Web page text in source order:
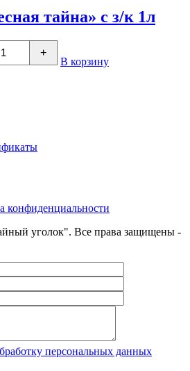
тайна» с з/к 1л
+
В корзину
конфиденциальности
уголок". Все права защищены -
персональных данных